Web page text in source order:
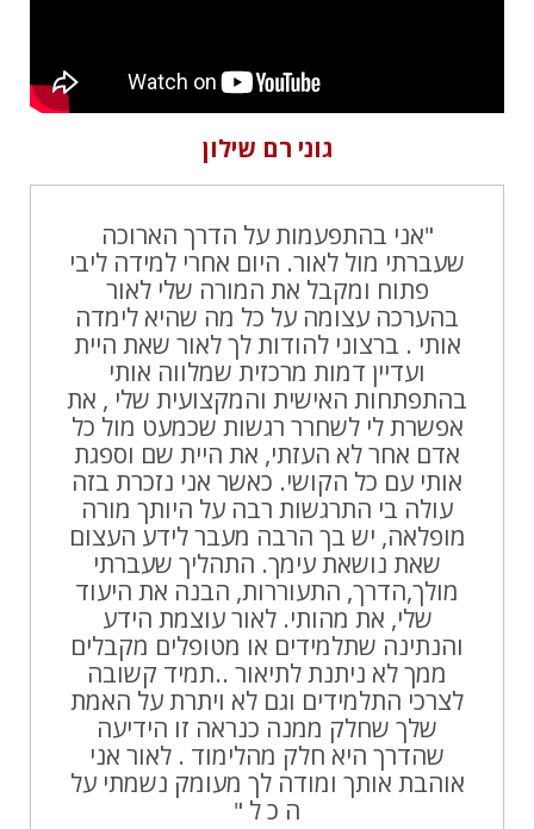
גוני רם שילון
"אני בהתפעמות על הדרך הארוכה
שעברתי מול לאור. היום אחרי למידה ליבי
פתוח ומקבל את המורה שלי לאור
בהערכה עצומה על כל מה שהיא לימדה
אותי . ברצוני להודות לך לאור שאת היית
ועדיין דמות מרכזית שמלווה אותי
בהתפתחות האישית והמקצועית שלי , את
אפשרת לי לשחרר רגשות שכמעט מול כל
אדם אחר לא העזתי, את היית שם וספגת
אותי עם כל הקושי. כאשר אני נזכרת בזה
עולה בי התרגשות רבה על היותך מורה
מופלאה, יש בך הרבה מעבר לידע העצום
שאת נושאת עימך. התהליך שעברתי
מולך,הדרך, התעוררות, הבנה את היעוד
שלי, את מהותי. לאור עוצמת הידע
והנתינה שתלמידים או מטופלים מקבלים
ממך לא ניתנת לתיאור ..תמיד קשובה
לצרכי התלמידים וגם לא ויתרת על האמת
שלך שחלק ממנה כנראה זו הידיעה
שהדרך היא חלק מהלימוד . לאור אני
אוהבת אותך ומודה לך מעומק נשמתי על
ה כ ל "